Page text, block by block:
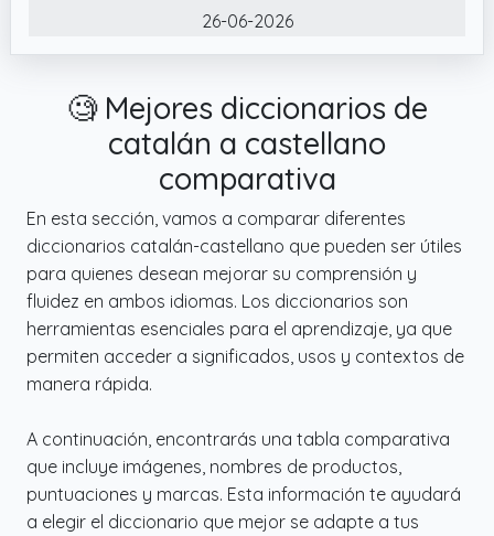
26-06-2026
🧐 Mejores diccionarios de
catalán a castellano
comparativa
En esta sección, vamos a comparar diferentes
diccionarios catalán-castellano que pueden ser útiles
para quienes desean mejorar su comprensión y
fluidez en ambos idiomas. Los diccionarios son
herramientas esenciales para el aprendizaje, ya que
permiten acceder a significados, usos y contextos de
manera rápida.
A continuación, encontrarás una tabla comparativa
que incluye imágenes, nombres de productos,
puntuaciones y marcas. Esta información te ayudará
a elegir el diccionario que mejor se adapte a tus